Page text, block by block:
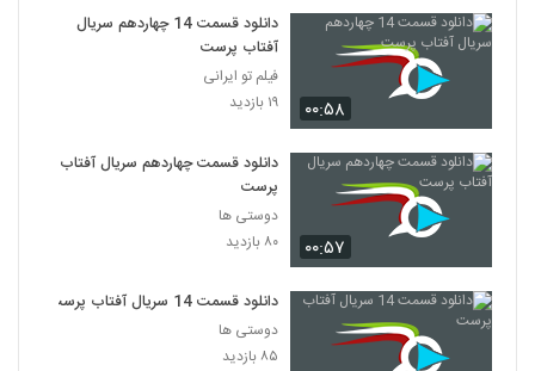
۰۰:۵۸
دانلود قسمت 14 چهاردهم سریال
آفتاب پرست
فیلم تو ایرانی
۱۹ بازدید
۰۰:۵۷
دانلود قسمت چهاردهم سریال آفتاب
پرست
دوستی ها
۸۰ بازدید
دانلود قسمت 14 سریال آفتاب پرست
دوستی ها
۸۵ بازدید